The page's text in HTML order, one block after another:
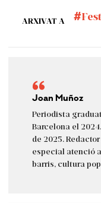
ARXIVAT A
Joan Muñoz
Periodista
Barcelona el
de 2025.
especial atenció
barris, cultura